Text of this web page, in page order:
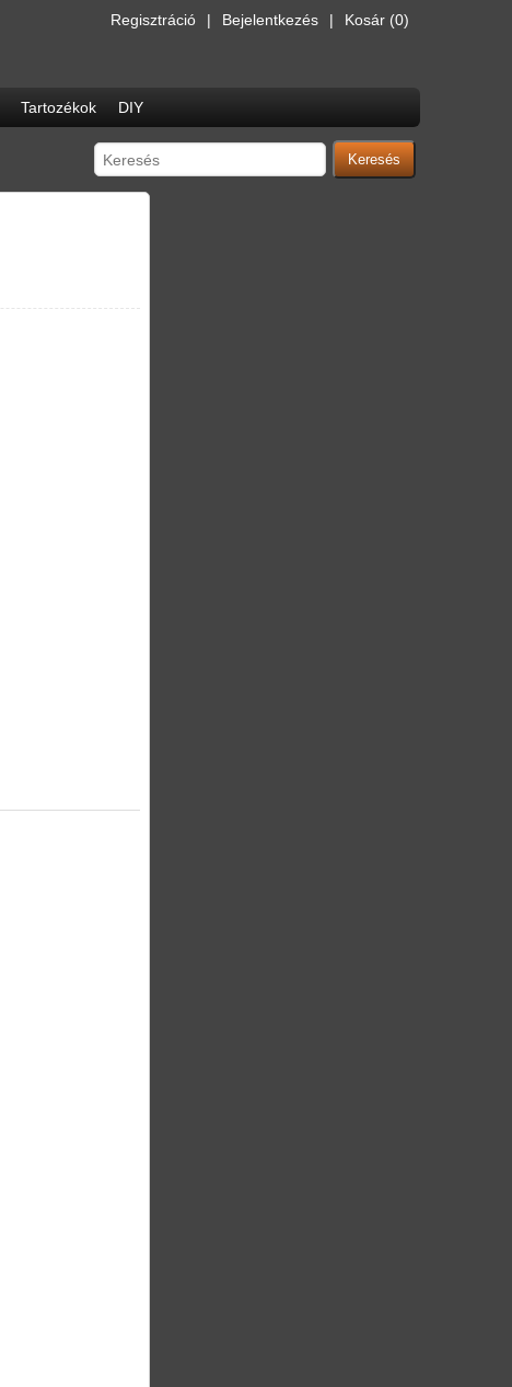
Regisztráció Bejelentkezés Kosár (0)
Tartozékok DIY